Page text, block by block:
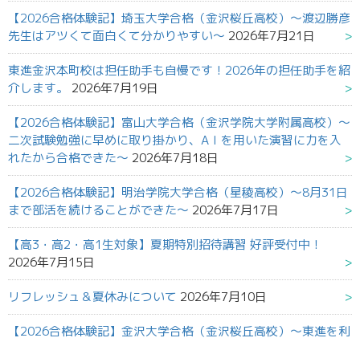
【2026合格体験記】埼玉大学合格（金沢桜丘高校）～渡辺勝彦
先生はアツくて面白くて分かりやすい～ 2026年7月21日
東進金沢本町校は担任助手も自慢です！2026年の担任助手を紹
介します。
2026年7月19日
【2026合格体験記】富山大学合格（金沢学院大学附属高校）～
二次試験勉強に早めに取り掛かり、AＩを用いた演習に力を入
れたから合格できた～ 2026年7月18日
【2026合格体験記】明治学院大学合格（星稜高校）～8月31日
まで部活を続けることができた～ 2026年7月17日
【高3・高2・高1生対象】夏期特別招待講習 好評受付中！
2026年7月15日
リフレッシュ＆夏休みについて 2026年7月10日
【2026合格体験記】金沢大学合格（金沢桜丘高校）～東進を利